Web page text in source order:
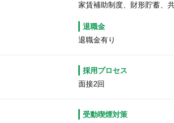
家賃補助制度、財形貯蓄、
退職金
退職金有り
採用プロセス
面接2回
受動喫煙対策